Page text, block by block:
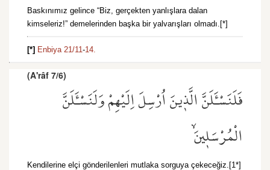
Baskınımız gelince “Biz, gerçekten yanlışlara dalan
kimseleriz!” demelerinden başka bir yalvarışları olmadı.[*]
[*] Enbiya 21/11-14.
(A'râf 7/6)
فَلَنَسْـَٔلَنَّ الَّذ۪ينَ اُرْسِلَ اِلَيْهِمْ وَلَنَسْـَٔلَنَّ
الْمُرْسَل۪ينَۙ
Kendilerine elçi gönderilenleri mutlaka sorguya çekeceğiz.[1*]